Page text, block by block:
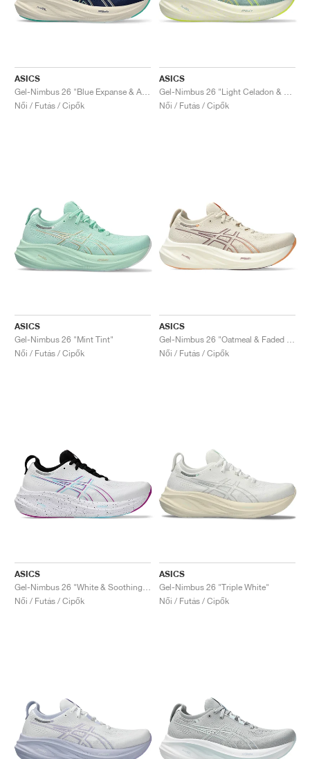
ASICS
Női / Futás / Cipők
ASICS
Női / Futás / Cipők
ASICS
Gel-Nimbus 26 "Mint Tint"
Női / Futás / Cipők
ASICS
Női / Futás / Cipők
ASICS
Női / Futás / Cipők
ASICS
Gel-Nimbus 26 "Triple White"
Női / Futás / Cipők